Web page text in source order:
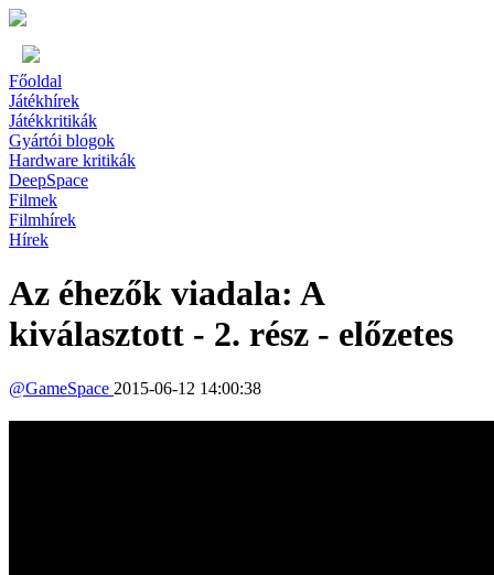
Főoldal
Játékhírek
Játékkritikák
Gyártói blogok
Hardware kritikák
DeepSpace
Filmek
Filmhírek
Hírek
Az éhezők viadala: A
kiválasztott - 2. rész - előzetes
@GameSpace 2015-06-12 14:00:38